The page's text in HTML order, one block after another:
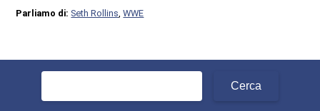
Parliamo di:Seth Rollins ,WWE